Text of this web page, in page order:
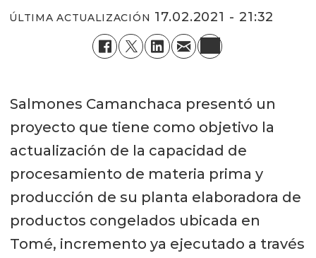
ÚLTIMA ACTUALIZACIÓN 17.02.2021 - 21:32
Salmones Camanchaca presentó un
proyecto que tiene como objetivo la
actualización de la capacidad de
procesamiento de materia prima y
producción de su planta elaboradora de
productos congelados ubicada en
Tomé, incremento ya ejecutado a través